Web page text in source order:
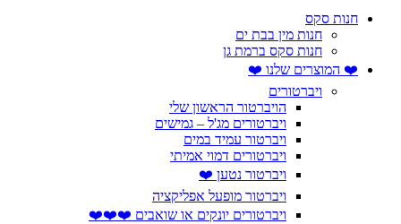
חנות סקס
חנות מין בבת ים
חנות סקס ברמת גן
❤️ המוצרים שלנו ❤️
ויברטורים
הויברטור הראשון שלי
ויברטורים מג'ל – גמישים
ויברטור עמיד במים
ויברטורים דמוי אמיתי
ויברטור נטען ❤️
ויברטור מופעל אפליקציה
ויברטורים יונקים או שואבים ❤️❤️❤️